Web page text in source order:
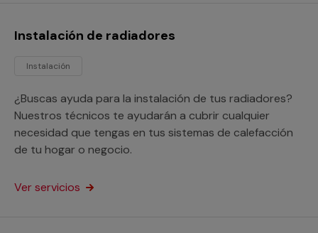
Instalación de radiadores
Instalación
¿Buscas ayuda para la instalación de tus radiadores?
Nuestros técnicos te ayudarán a cubrir cualquier
necesidad que tengas en tus sistemas de calefacción
de tu hogar o negocio.
Ver servicios